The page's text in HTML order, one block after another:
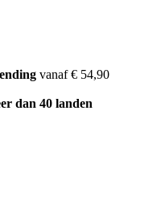
vanaf € 54,90
dan 40 landen